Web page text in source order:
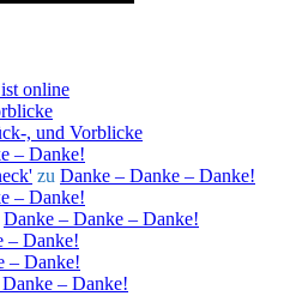
online
, und Vorblicke
– Danke!
zu Danke – Danke – Danke!
– Danke!
Danke – Danke – Danke!
– Danke!
– Danke!
– Danke!